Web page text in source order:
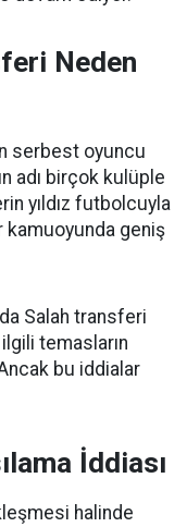
Neden
serbest oyuncu
adı birçok kulüple
yıldız futbolcuyla
kamuoyunda geniş
Salah transferi
temasların
bu iddialar
İddiası
halinde